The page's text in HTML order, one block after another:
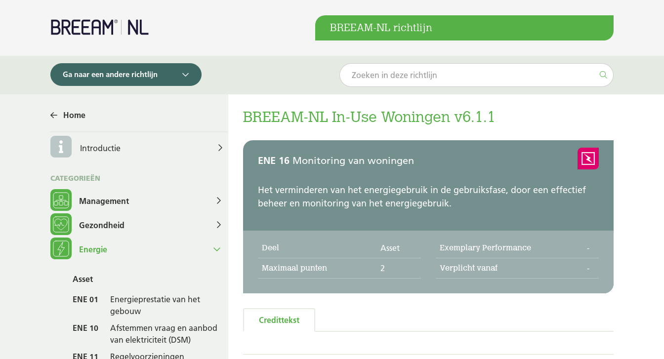
BREEAM-NL richtlijn
Ga naar een andere richtlijn
BREEAM-NL In-Use Woningen v6.1.1
ENE 16 Monitoring van woningen
Het verminderen van het energiegebruik in de gebruiksfase, door een effectief
beheer en monitoring van het energiegebruik.
Deel Asset
Maximaal punten 2
Exemplary Performance -
Verplicht vanaf -
Credittekst
Home
Introductie
CATEGORIEËN
Management
Gezondheid
Energie
Asset
ENE 01
Energieprestatie van het
gebouw
ENE 10
Afstemmen vraag en aanbod
van elektriciteit (DSM)
ENE 11
Regelvoorzieningen